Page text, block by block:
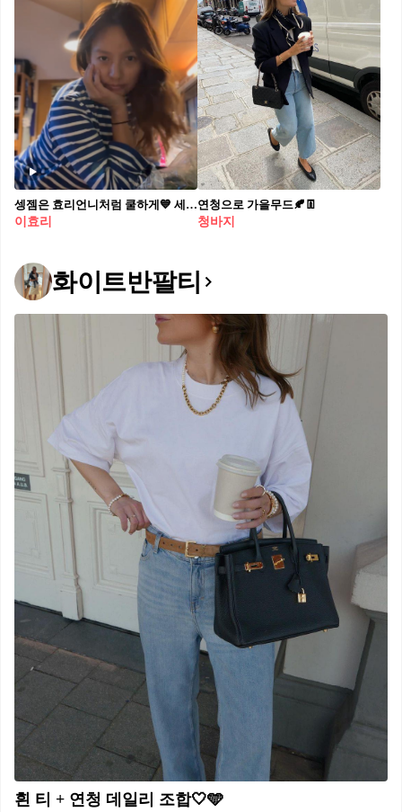
셍젬은 효리언니처럼 쿨하게💙 세인트제임스의 스트라이프 티셔츠와 연청바지를 매치해 편안한 스타일링을 선보인 이효리. 영상 속 이효리는 포즈를 취하며 내추럴하면서도 힙한 매력을 뽐내고 있는데요. 자연스럽게 풀어헤친 머리와 민낯임에도 청순한 미모로 눈길을 끌었습니다.
이효리
연청으로 가을무드🍂👖
청바지
화이트반팔티
흰 티 + 연청 데일리 조합🤍🩵​